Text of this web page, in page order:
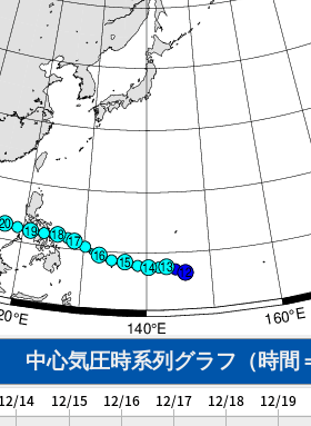
中心気圧時系列グラフ（時間